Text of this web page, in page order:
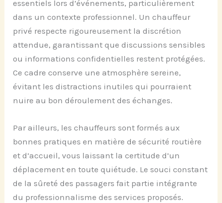
essentiels lors d’événements, particulièrement
dans un contexte professionnel. Un chauffeur
privé respecte rigoureusement la discrétion
attendue, garantissant que discussions sensibles
ou informations confidentielles restent protégées.
Ce cadre conserve une atmosphère sereine,
évitant les distractions inutiles qui pourraient
nuire au bon déroulement des échanges.
Par ailleurs, les chauffeurs sont formés aux
bonnes pratiques en matière de sécurité routière
et d’accueil, vous laissant la certitude d’un
déplacement en toute quiétude. Le souci constant
de la sûreté des passagers fait partie intégrante
du professionnalisme des services proposés.